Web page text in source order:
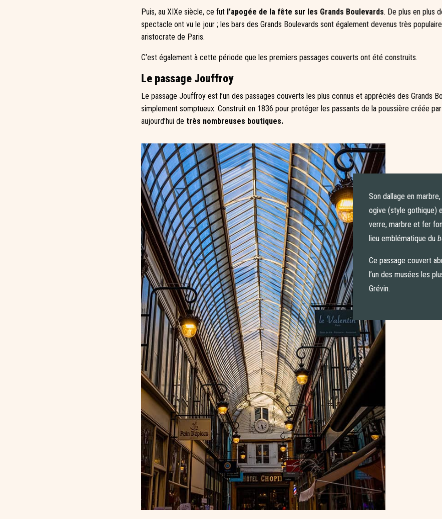
Puis, au XIXe siècle, ce fut l’apogée de la fête sur les Grands Boulevards. De plus en plus
spectacle ont vu le jour ; les bars des Grands Boulevards sont également devenus très
aristocrate de Paris.
C’est également à cette période que les premiers passages couverts ont été construits.
Le passage Jouffroy
Le passage Jouffroy est l’un des passages couverts les plus connus et appréciés des Grands
simplement somptueux. Construit en 1836 pour protéger les passants de la poussière créée
aujourd’hui de très nombreuses boutiques.
Son dallage en
ogive (style gothique)
verre, marbre et fer
lieu emblématique du
Ce passage couvert
l’un des musées les
Grévin.